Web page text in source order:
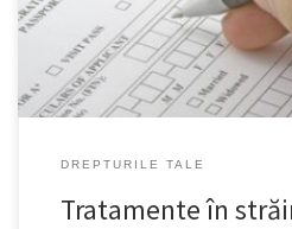
România; Tratamentul solicitat să nu
DREPTURILE TALE
Tratamente în